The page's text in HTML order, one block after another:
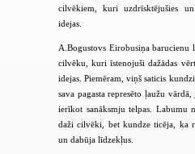
cilvēkiem, kuri uzdrīsktējušies un
idejas.
A.Bogustovs Eirobusiņa barucienu
cilvēku, kuri īstenojuši dažādas
idejas. Piemēram, viņš saticis
sava pagasta represēto ļaužu
ierīkot sanāksmju telpas. Labumu
daži cilvēki, bet kundze ticēja, ka
un dabūja līdzekļus.